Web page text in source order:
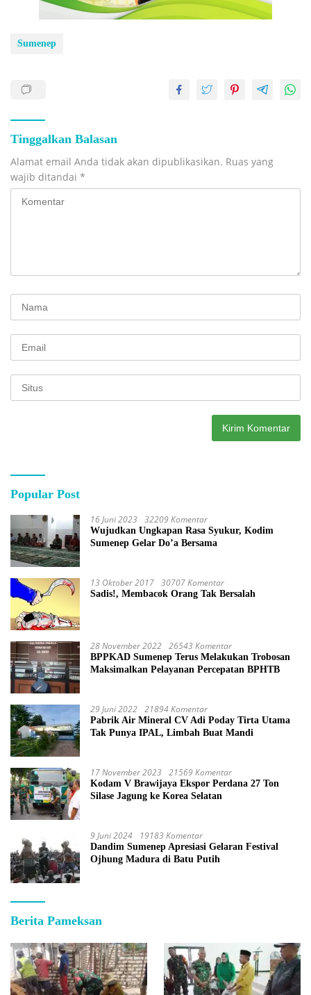
Sumenep
Tinggalkan Balasan
Alamat email Anda tidak akan dipublikasikan. Ruas yang
wajib ditandai *
Popular Post
16 Juni 2023 32209 Komentar
Wujudkan Ungkapan Rasa Syukur, Kodim
Sumenep Gelar Do’a Bersama
13 Oktober 2017 30707 Komentar
Sadis!, Membacok Orang Tak Bersalah
28 November 2022 26543 Komentar
BPPKAD Sumenep Terus Melakukan Trobosan
Maksimalkan Pelayanan Percepatan BPHTB
29 Juni 2022 21894 Komentar
Pabrik Air Mineral CV Adi Poday Tirta Utama
Tak Punya IPAL, Limbah Buat Mandi
17 November 2023 21569 Komentar
Kodam V Brawijaya Ekspor Perdana 27 Ton
Silase Jagung ke Korea Selatan
9 Juni 2024 19183 Komentar
Dandim Sumenep Apresiasi Gelaran Festival
Ojhung Madura di Batu Putih
Berita Pameksan